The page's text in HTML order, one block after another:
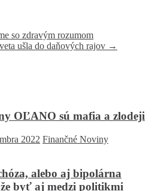
so zdravým rozumom
ušla do daňových rajov →
OĽANO sú mafia a zlodeji
2022 Finančné Noviny
alebo aj bipolárna
byť aj medzi politikmi